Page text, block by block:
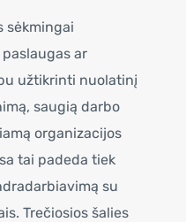
sėkmingai
ar
užtikrinti nuolatinį
saugią darbo
organizacijos
tai padeda tiek
su
Trečiosios šalies